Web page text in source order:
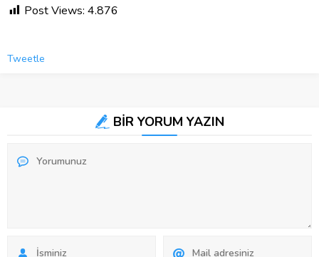
Post Views: 4.876
Tweetle
BİR YORUM YAZIN